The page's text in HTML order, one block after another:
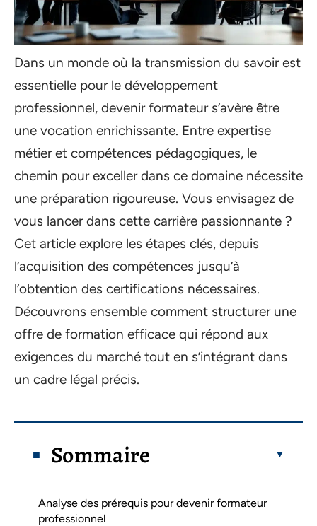
Dans un monde où la transmission du savoir est
essentielle pour le développement
professionnel, devenir formateur s’avère être
une vocation enrichissante. Entre expertise
métier et compétences pédagogiques, le
chemin pour exceller dans ce domaine nécessite
une préparation rigoureuse. Vous envisagez de
vous lancer dans cette carrière passionnante ?
Cet article explore les étapes clés, depuis
l’acquisition des compétences jusqu’à
l’obtention des certifications nécessaires.
Découvrons ensemble comment structurer une
offre de formation efficace qui répond aux
exigences du marché tout en s’intégrant dans
un cadre légal précis.
Sommaire
Analyse des prérequis pour devenir formateur
professionnel